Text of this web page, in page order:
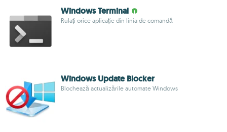
Windows Terminal
Rulați orice aplicație din linia de comandă
Windows Update Blocker
Blochează actualizările automate Windows